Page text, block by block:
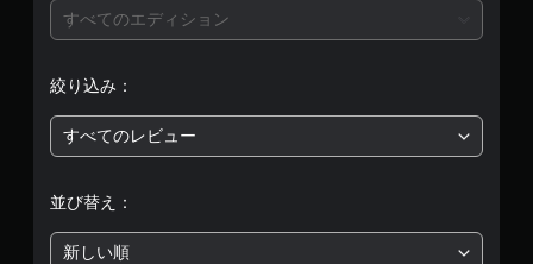
段
階
の
すべてのエディション
絞り込み：
すべてのレビュー
並び替え：
新しい順